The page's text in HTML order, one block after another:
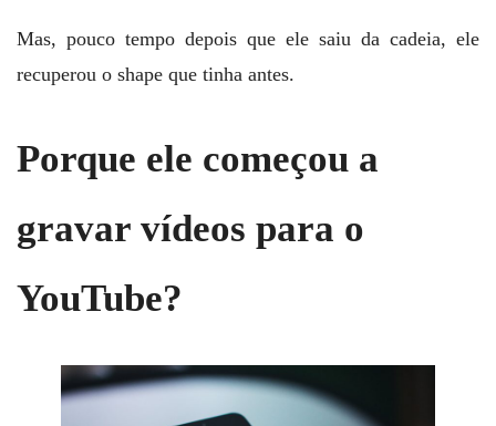
Mas, pouco tempo depois que ele saiu da cadeia, ele
recuperou o shape que tinha antes.
Porque ele começou a
gravar vídeos para o
YouTube?